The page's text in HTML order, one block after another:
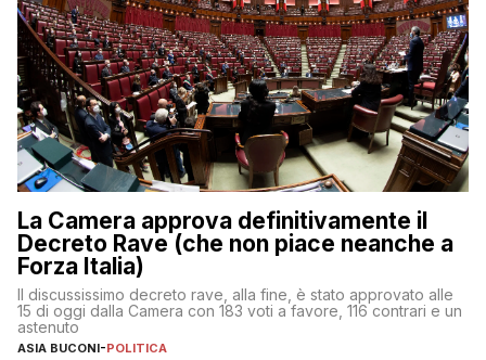
La Camera approva definitivamente il
Decreto Rave (che non piace neanche a
Forza Italia)
Il discussissimo decreto rave, alla fine, è stato approvato alle
15 di oggi dalla Camera con 183 voti a favore, 116 contrari e un
astenuto
ASIA BUCONI-POLITICA